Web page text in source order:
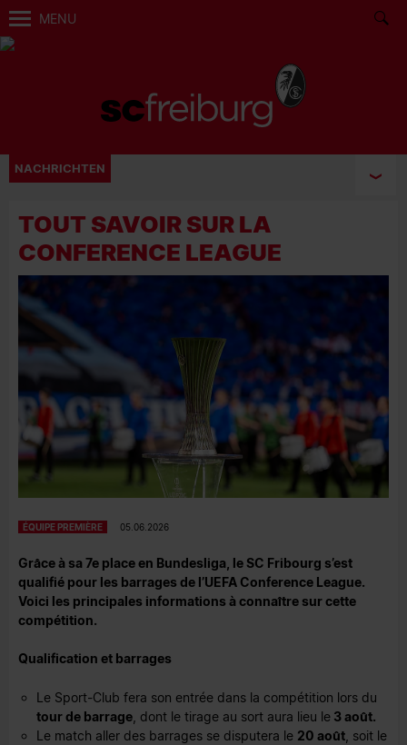
MENU
NACHRICHTEN
TOUT SAVOIR SUR LA
CONFERENCE LEAGUE
ÉQUIPE PREMIÈRE 05.06.2026
Grâce à sa 7e place en Bundesliga, le SC Fribourg s’est
qualifié pour les barrages de l’UEFA Conference League.
Voici les principales informations à connaître sur cette
compétition.
Qualification et barrages
Le Sport-Club fera son entrée dans la compétition lors du
tour de barrage , dont le tirage au sort aura lieu le 3 août.
Le match aller des barrages se disputera le 20 août , soit le